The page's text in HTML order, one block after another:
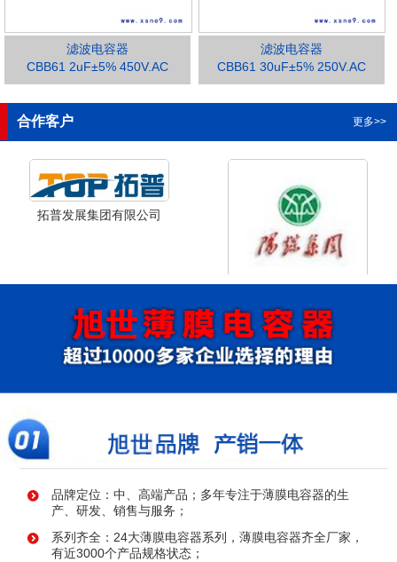
滤波电容器
CBB61 2uF±5% 450V.AC
滤波电容器
CBB61 30uF±5% 250V.AC
合作客户 更多>>
拓普发展集团有限公司
山西省阳泉市阳泉煤业集团
品牌定位：中、高端产品；多年专注于薄膜电容器的生
产、研发、销售与服务；
系列齐全：24大薄膜电容器系列，薄膜电容器齐全厂家，
有近3000个产品规格状态；